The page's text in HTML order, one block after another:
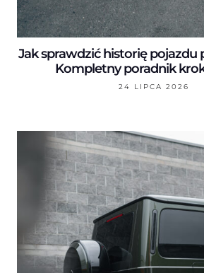
Jak sprawdzić historię pojazdu
Kompletny poradnik
24 LIPCA 2026